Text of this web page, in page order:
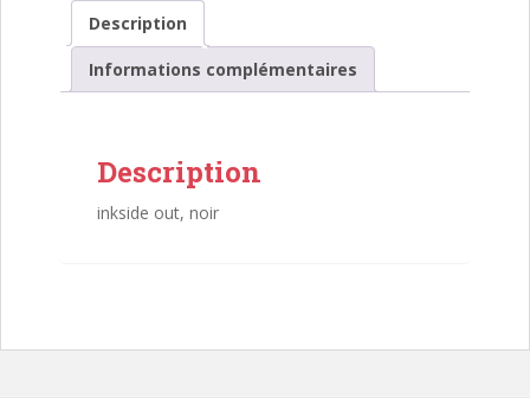
résine
HEAT
Description
Informations complémentaires
Description
inkside out, noir